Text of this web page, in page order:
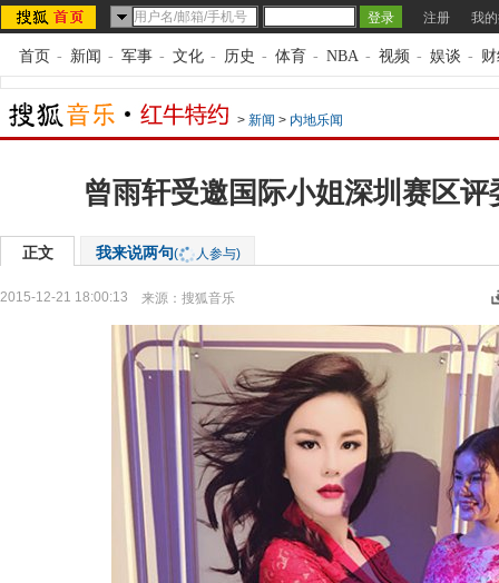
注册 我
首页 - 新闻 - 军事 - 文化 - 历史 - 体育 - NBA - 视频 - 娱谈 -
> 新闻 > 内地乐闻
曾雨轩受邀国际小姐深圳赛区评
正文 我来说两句( 人参与)
2015-12-21 18:00:13 来源： 搜狐音乐